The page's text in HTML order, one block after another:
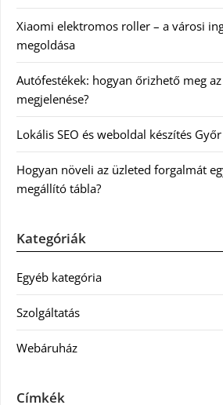
Xiaomi elektromos roller – a városi
megoldása
Autófestékek: hogyan őrizhető meg
megjelenése?
Lokális SEO és weboldal készítés Győr
Hogyan növeli az üzleted forgalmát
megállító tábla?
Kategóriák
Egyéb kategória
Szolgáltatás
Webáruház
Címkék